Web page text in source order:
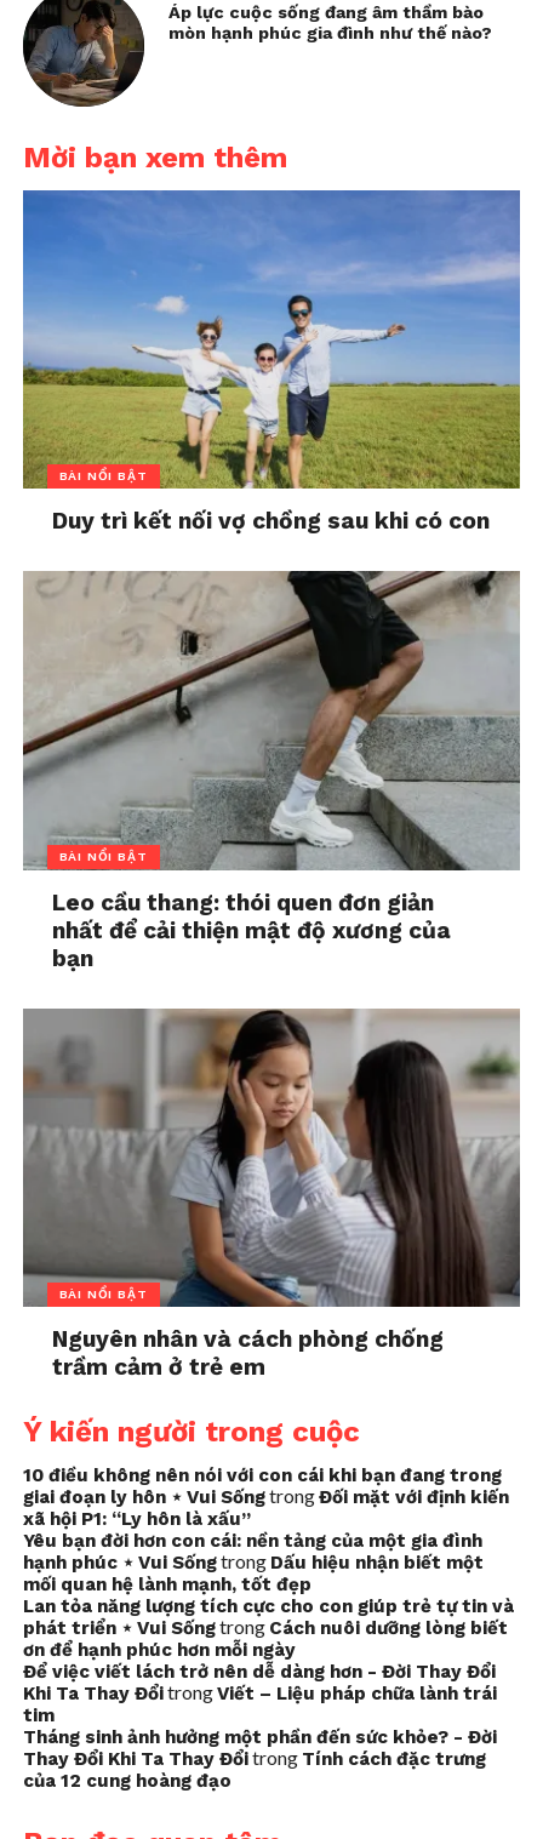
Áp lực cuộc sống đang âm thầm bào
mòn hạnh phúc gia đình như thế nào?
Mời bạn xem thêm
BÀI NỔI BẬT
Duy trì kết nối vợ chồng sau khi có con
BÀI NỔI BẬT
Leo cầu thang: thói quen đơn giản
nhất để cải thiện mật độ xương của
bạn
BÀI NỔI BẬT
Nguyên nhân và cách phòng chống
trầm cảm ở trẻ em
Ý kiến người trong cuộc
10 điều không nên nói với con cái khi bạn đang trong
giai đoạn ly hôn ⋆ Vui SốngtrongĐối mặt với định kiến
xã hội P1: “Ly hôn là xấu”
Yêu bạn đời hơn con cái: nền tảng của một gia đình
hạnh phúc ⋆ Vui Sốngtrong Dấu hiệu nhận biết một
mối quan hệ lành mạnh, tốt đẹp
Lan tỏa năng lượng tích cực cho con giúp trẻ tự tin và
phát triển ⋆ Vui Sốngtrong Cách nuôi dưỡng lòng biết
ơn để hạnh phúc hơn mỗi ngày
Để việc viết lách trở nên dễ dàng hơn - Đời Thay Đổi
Khi Ta Thay ĐổitrongViết – Liệu pháp chữa lành trái
tim
Tháng sinh ảnh hưởng một phần đến sức khỏe? - Đời
Thay Đổi Khi Ta Thay Đổitrong Tính cách đặc trưng
của 12 cung hoàng đạo